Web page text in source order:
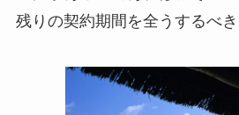
残りの契約期間を全うするべき